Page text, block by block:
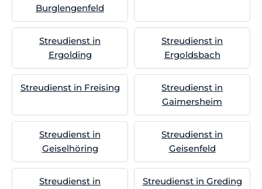
Burglengenfeld
Streudienst in
Ergolding
Streudienst in
Ergoldsbach
Streudienst in Freising
Streudienst in
Gaimersheim
Streudienst in
Geiselhöring
Streudienst in
Geisenfeld
Streudienst in
Streudienst in Greding